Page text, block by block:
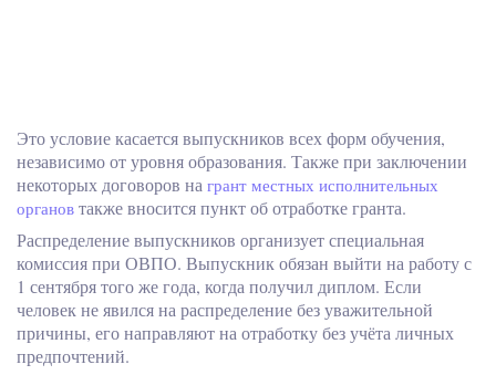
Это условие касается выпускников всех форм обучения,
независимо от уровня образования. Также при заключении
некоторых договоров на грант местных исполнительных
органов также вносится пункт об отработке гранта.
Распределение выпускников организует специальная
комиссия при ОВПО. Выпускник обязан выйти на работу с
1 сентября того же года, когда получил диплом. Если
человек не явился на распределение без уважительной
причины, его направляют на отработку без учёта личных
предпочтений.